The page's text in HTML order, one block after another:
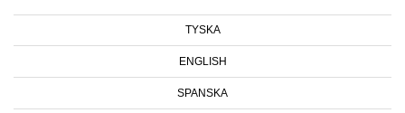
TYSKA
ENGLISH
SPANSKA